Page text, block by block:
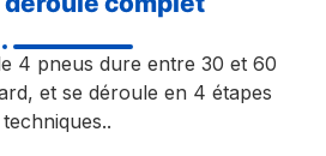
4 pneus dure entre 30 et 60
et se déroule en 4 étapes
techniques..